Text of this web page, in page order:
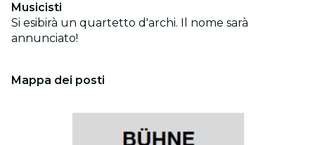
Musicisti
Si esibirà un quartetto d'archi. Il nome sarà
annunciato!
Mappa dei posti